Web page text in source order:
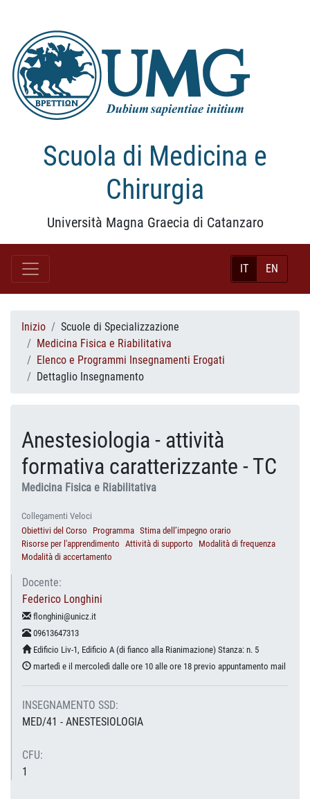
Scuola di Medicina e
Chirurgia
Università Magna Graecia di Catanzaro
IT EN
Inizio
Scuole di Specializzazione
Medicina Fisica e Riabilitativa
Elenco e Programmi Insegnamenti Erogati
Dettaglio Insegnamento
Anestesiologia - attività
formativa caratterizzante - TC
Medicina Fisica e Riabilitativa
Collegamenti Veloci
Obiettivi del Corso
Programma Stima dell’impegno orario
Risorse per l'apprendimento Attività di supporto
Modalità di frequenza
Modalità di accertamento
Docente:
Federico Longhini
flonghini@unicz.it
09613647313
Edificio Liv-1, Edificio A (di fianco alla Rianimazione) Stanza: n. 5
martedì e il mercoledì dalle ore 10 alle ore 18 previo appuntamento mail
INSEGNAMENTO SSD:
MED/41 - ANESTESIOLOGIA
CFU:
1